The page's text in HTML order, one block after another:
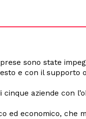
sono state
e con il supporto
cinque aziende con
ed economico,